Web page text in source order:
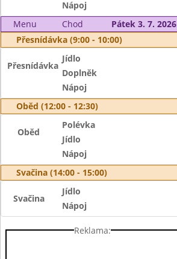
Nápoj
Menu
Chod
Pátek 3. 7. 2026
Přesnídávka (9:00 - 10:00)
Přesnídávka
Jídlo
Doplněk
Nápoj
Oběd (12:00 - 12:30)
Oběd
Polévka
Jídlo
Nápoj
Svačina (14:00 - 15:00)
Svačina
Jídlo
Nápoj
Reklama: